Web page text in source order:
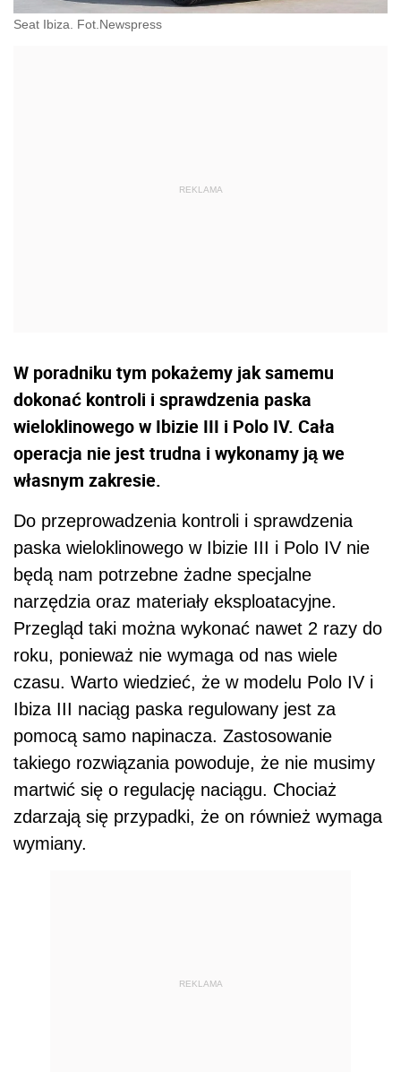
Seat Ibiza. Fot.Newspress
W poradniku tym pokażemy jak samemu
dokonać kontroli i sprawdzenia paska
wieloklinowego w Ibizie III i Polo IV. Cała
operacja nie jest trudna i wykonamy ją we
własnym zakresie.
Do przeprowadzenia kontroli i sprawdzenia
paska wieloklinowego w Ibizie III i Polo IV nie
będą nam potrzebne żadne specjalne
narzędzia oraz materiały eksploatacyjne.
Przegląd taki można wykonać nawet 2 razy do
roku, ponieważ nie wymaga od nas wiele
czasu. Warto wiedzieć, że w modelu Polo IV i
Ibiza III naciąg paska regulowany jest za
pomocą samo napinacza. Zastosowanie
takiego rozwiązania powoduje, że nie musimy
martwić się o regulację naciągu. Chociaż
zdarzają się przypadki, że on również wymaga
wymiany.
REKLAMA